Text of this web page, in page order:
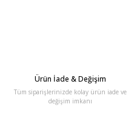
Ürün İade & Değişim
Tüm siparişlerinizde kolay ürün iade ve
değişim imkanı